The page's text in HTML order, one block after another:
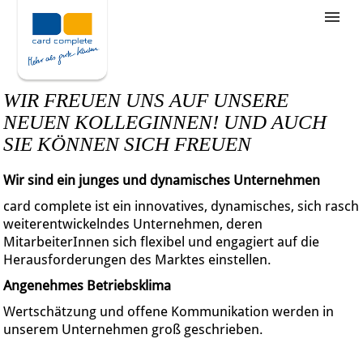
Stellenangebote
Unternehmensziele
Was wir bieten
Wie bewerbe ich mich
WIR FREUEN UNS AUF UNSERE
NEUEN KOLLEGINNEN! UND AUCH
SIE KÖNNEN SICH FREUEN
Wir sind ein junges und dynamisches Unternehmen
card complete ist ein innovatives, dynamisches, sich rasch
weiterentwickelndes Unternehmen, deren
MitarbeiterInnen sich flexibel und engagiert auf die
Herausforderungen des Marktes einstellen.
Angenehmes Betriebsklima
Wertschätzung und offene Kommunikation werden in
unserem Unternehmen groß geschrieben.